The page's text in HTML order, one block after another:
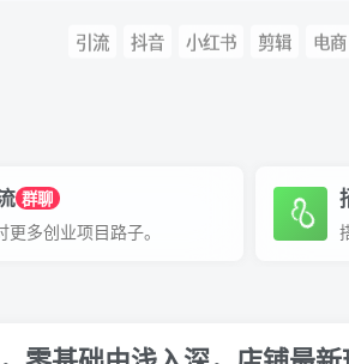
引流 抖音 小红书 剪辑 电商
群聊
更多创业项目路子。